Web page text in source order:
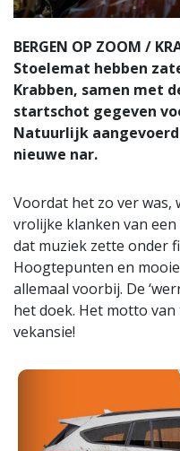
BERGEN OP ZOOM /
Stoelemat hebben
Krabben, samen met
startschot gegeven
Natuurlijk
nieuwe nar.
Voordat het zo ver was,
vrolijke klanken van
dat muziek zette onder
Hoogtepunten en
allemaal voorbij. De
het doek. Het motto
vekansie!